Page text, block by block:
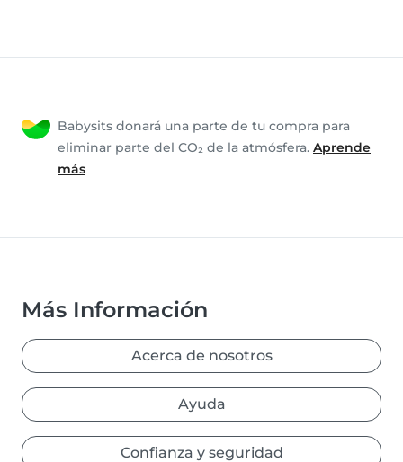
Babysits donará una parte de tu compra para
eliminar parte del CO₂ de la atmósfera. Aprende
más
Más Información
Acerca de nosotros
Ayuda
Confianza y seguridad